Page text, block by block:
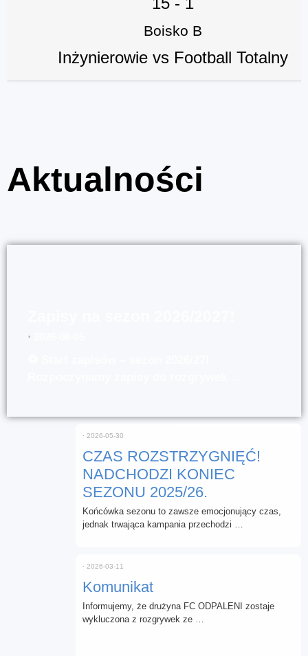
Boisko B
Inżynierowie vs Football Totalny
Aktualności
⋅
CZAS ROZSTRZYGNIĘĆ!
NADCHODZI KONIEC
SEZONU 2025/26.
⋅ 2026-05-30
Końcówka sezonu to zawsze emocjonujący czas,
jednak trwająca kampania przechodzi …
Komunikat
⋅ 2026-03-11
Informujemy, że drużyna FC ODPALENI zostaje
wykluczona z rozgrywek ze …